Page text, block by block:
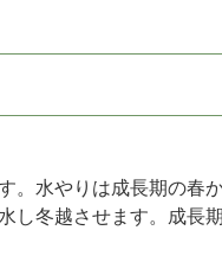
。水やりは成長期の春
し冬越させます。成